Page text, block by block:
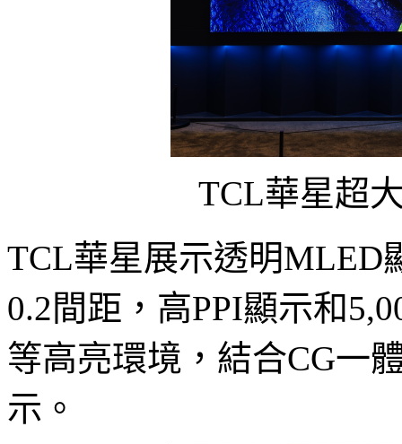
TCL華星超
TCL華星展示透明MLED
0.2間距，高PPI顯示和
等高亮環境，結合CG一
示。